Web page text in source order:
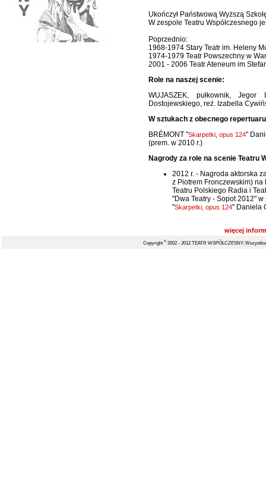
Ukończył Państwową Wyższą
W zespole Teatru Współczesnego
Poprzednio:
1968-1974 Stary Teatr im. Heleny
1974-1979 Teatr Powszechny w
2001 - 2006 Teatr Ateneum im
Role na naszej scenie:
WUJASZEK, pułkownik,
Dostojewskiego, reż. Izabella
W sztukach z obecnego
BRÉMONT "Skarpetki, opus 124"
(prem. w 2010 r.)
Nagrody za role na scenie Teatru
2012 r. - Nagroda aktorska
z Piotrem Fronczewskim) na
Teatru Polskiego Radia i
"Dwa Teatry - Sopot 2012"
"Skarpetki, opus 124" Daniela
więcej
Copyright ©2002 - 2012 TEATR WSPÓŁCZESNY.